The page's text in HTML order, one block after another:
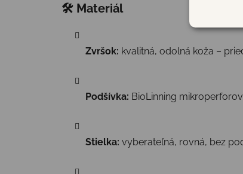
🛠 Materiál
Zvršok: kvalitná, odolná koža –
Podšívka: BioLinning
Stielka: vyberateľná, rovná, bez